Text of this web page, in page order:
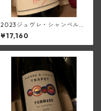
2023ジュヴレ・シャンベルタ
ン(トラペ)
¥17,160